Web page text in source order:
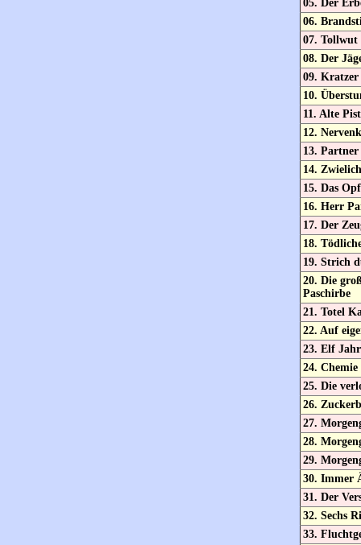
05. Der
06.
07. Tollwut
08. Der
09.
10.
11. Alte
12.
13. Partner
14.
15. Das
16. Herr
17. Der
18.
19. Strich
20. Die
Paschirbe
21. Totel
22. Auf
23. Elf
24. Chemie
25. Die
26.
27.
28.
29.
30. Immer
31. Der
32. Sechs
33.